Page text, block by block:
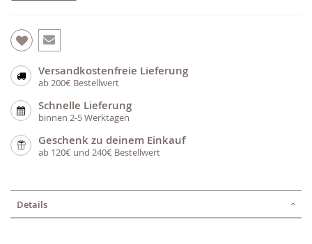
Versandkostenfreie Lieferung
ab 200€ Bestellwert
Schnelle Lieferung
binnen 2-5 Werktagen
Geschenk zu deinem Einkauf
ab 120€ und 240€ Bestellwert
Details